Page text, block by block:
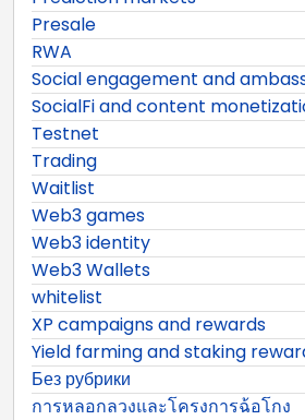
Presale
RWA
Social engagement and
SocialFi and content
Testnet
Trading
Waitlist
Web3 games
Web3 identity
Web3 Wallets
whitelist
XP campaigns and rewards
Yield farming and staking
Без рубрики
การหลอกลวงและโครงการฉ้อโกง